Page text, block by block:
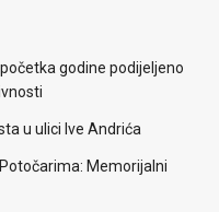
godine podijeljeno
u ulici Ive Andrića
Memorijalni